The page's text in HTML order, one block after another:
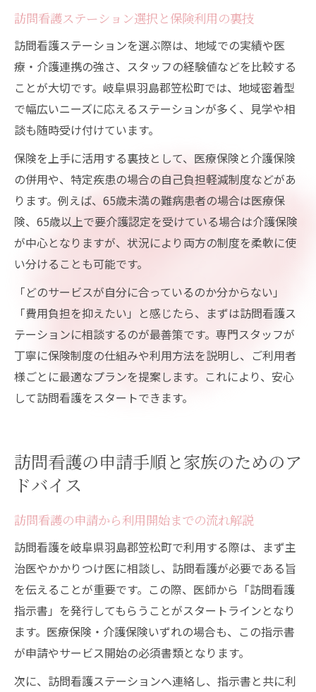
訪問看護ステーション選択と保険利用の裏技
訪問看護ステーションを選ぶ際は、地域での実績や医
療・介護連携の強さ、スタッフの経験値などを比較する
ことが大切です。岐阜県羽島郡笠松町では、地域密着型
で幅広いニーズに応えるステーションが多く、見学や相
談も随時受け付けています。
保険を上手に活用する裏技として、医療保険と介護保険
の併用や、特定疾患の場合の自己負担軽減制度などがあ
ります。例えば、65歳未満の難病患者の場合は医療保
険、65歳以上で要介護認定を受けている場合は介護保険
が中心となりますが、状況により両方の制度を柔軟に使
い分けることも可能です。
「どのサービスが自分に合っているのか分からない」
「費用負担を抑えたい」と感じたら、まずは訪問看護ス
テーションに相談するのが最善策です。専門スタッフが
丁寧に保険制度の仕組みや利用方法を説明し、ご利用者
様ごとに最適なプランを提案します。これにより、安心
して訪問看護をスタートできます。
訪問看護の申請手順と家族のためのア
ドバイス
訪問看護の申請から利用開始までの流れ解説
訪問看護を岐阜県羽島郡笠松町で利用する際は、まず主
治医やかかりつけ医に相談し、訪問看護が必要である旨
を伝えることが重要です。この際、医師から「訪問看護
指示書」を発行してもらうことがスタートラインとなり
ます。医療保険・介護保険いずれの場合も、この指示書
が申請やサービス開始の必須書類となります。
次に、訪問看護ステーションへ連絡し、指示書と共に利